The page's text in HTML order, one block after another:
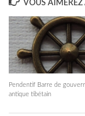
VOUS AIMEREZ
Pendentif Barre de
antique tibétain